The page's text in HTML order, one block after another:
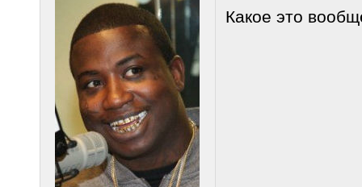
Какое это